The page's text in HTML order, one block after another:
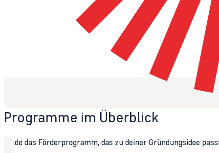
Programme im Überblick
Finde das Förderprogramm, das zu deiner Gründungsidee